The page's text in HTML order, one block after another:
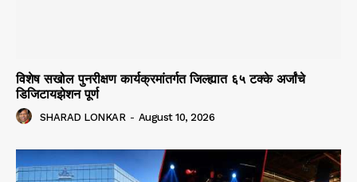
विशेष सखोल पुनरीक्षण कार्यक्रमांतर्गत जिल्ह्यात ६५ टक्के अर्जांचे
डिजिटायझेशन पूर्ण
SHARAD LONKAR - August 10, 2026